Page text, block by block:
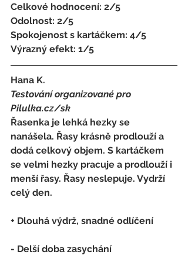
Celkové hodnocení: 2/5
Odolnost: 2/5
Spokojenost s kartáčkem: 4/5
Výrazný efekt: 1/5
Hana K.
Testování organizované pro
Pilulka.cz/sk
Řasenka je lehká hezky se
nanášela. Řasy krásně prodlouží a
dodá celkový objem. S kartáčkem
se velmi hezky pracuje a prodlouží i
menší řasy. Řasy neslepuje. Vydrží
celý den.
+ Dlouhá výdrž, snadné odlíčení
- Delší doba zasychání